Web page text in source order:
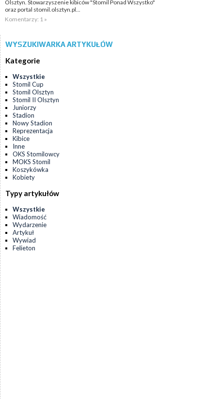
Olsztyn. Stowarzyszenie kibiców "Stomil Ponad Wszystko"
oraz portal stomil.olsztyn.pl...
Komentarzy: 1 »
WYSZUKIWARKA ARTYKUŁÓW
Kategorie
Wszystkie
Stomil Cup
Stomil Olsztyn
Stomil II Olsztyn
Juniorzy
Stadion
Nowy Stadion
Reprezentacja
Kibice
Inne
OKS Stomilowcy
MOKS Stomil
Koszykówka
Kobiety
Typy artykułów
Wszystkie
Wiadomość
Wydarzenie
Artykuł
Wywiad
Felieton